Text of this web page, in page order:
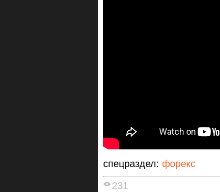
спецраздел: форекс
231